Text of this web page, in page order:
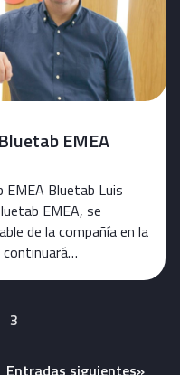
EMEA
EMEA Bluetab Luis
EMEA, se
de la compañía en la
3
Entradas siguientes»